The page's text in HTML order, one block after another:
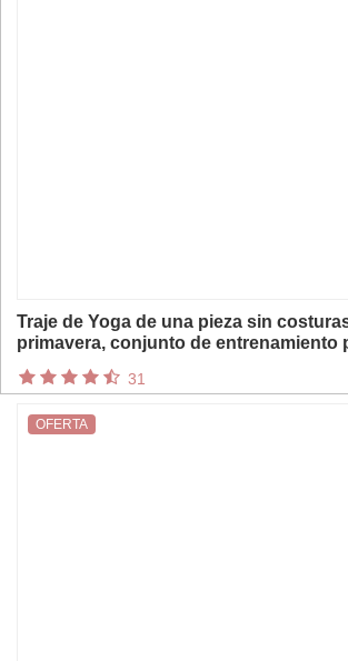
Traje de Yoga de una pieza sin
primavera, conjunto de entrenamiento
gimnasio, ropa deportiva de realce
31
OFERTA